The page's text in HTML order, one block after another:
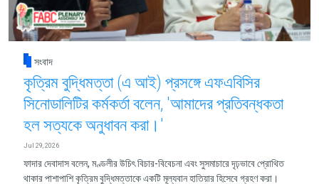
সংবাদ
কৃত্রিম বুদ্ধিমত্তা (এ আই) প্রসঙ্গে এফএবিসির
সিনোডালিটির কর্মকর্তা বলেন, 'আমাদের প্রতিবন্ধকতা
হল সত্যকে অনুধাবন করা।'
Jul 29, 2026
ফাদার দেবাদাস বলেন, মণ্ডলীর উচিৎ বিচার-বিবেচনা এবং সুসমাচারে দৃঢ়ভাবে প্রোথিত
থাকার পাশাপাশি কৃত্রিম বুদ্ধিমত্তাকে একটি মূল্যবান হাতিয়ার হিসেবে গ্রহণ করা।